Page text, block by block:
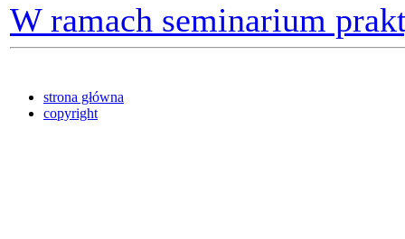
W ramach seminarium
strona główna
copyright